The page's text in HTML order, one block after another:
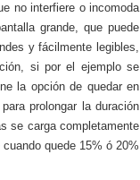
no interfiere o incomoda
grande, que puede
y fácilmente legibles,
si por el ejemplo se
la opción de quedar en
prolongar la duración
se carga completamente
quede 15% ó 20%